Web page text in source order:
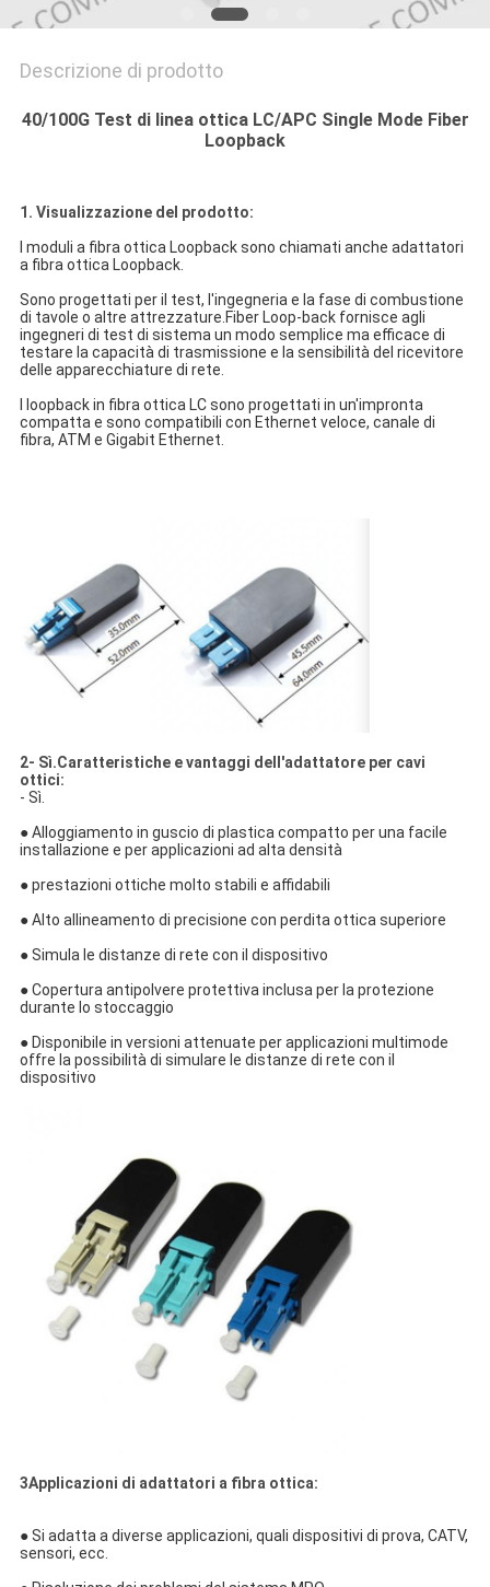
Descrizione di prodotto
40/100G Test di linea ottica LC/APC Single Mode Fiber
Loopback
1. Visualizzazione del prodotto:
I moduli a fibra ottica Loopback sono chiamati anche adattatori
a fibra ottica Loopback.
Sono progettati per il test, l'ingegneria e la fase di combustione
di tavole o altre attrezzature.Fiber Loop-back fornisce agli
ingegneri di test di sistema un modo semplice ma efficace di
testare la capacità di trasmissione e la sensibilità del ricevitore
delle apparecchiature di rete.
I loopback in fibra ottica LC sono progettati in un'impronta
compatta e sono compatibili con Ethernet veloce, canale di
fibra, ATM e Gigabit Ethernet.
2- Sì.Caratteristiche e vantaggi dell'adattatore per cavi
ottici:
- Sì.
● Alloggiamento in guscio di plastica compatto per una facile
installazione e per applicazioni ad alta densità
● prestazioni ottiche molto stabili e affidabili
● Alto allineamento di precisione con perdita ottica superiore
● Simula le distanze di rete con il dispositivo
● Copertura antipolvere protettiva inclusa per la protezione
durante lo stoccaggio
● Disponibile in versioni attenuate per applicazioni multimode
offre la possibilità di simulare le distanze di rete con il
dispositivo
3Applicazioni di adattatori a fibra ottica:
● Si adatta a diverse applicazioni, quali dispositivi di prova, CATV,
sensori, ecc.